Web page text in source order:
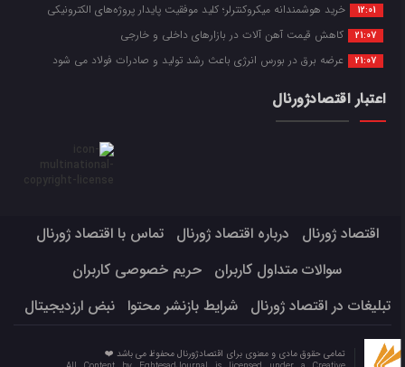
12:01 خرید هوشمندانه میکروکنترلر؛ کلید موفقیت پایدار پروژه‌های الکترونیکی
21:07 کاهش قیمت آهن آلات در بازارهای داخلی و خارجی
21:07 عرضه برق در بورس انرژی باعث رشد تولید و صادرات فولاد می شود
اعتبار اقتصادژورنال
اقتصاد ژورنال درباره اقتصاد ژورنال
تماس با اقتصاد ژورنال
سوالات متداول کاربران
حریم خصوصی کاربران
تبلیغات در اقتصاد ژورنال
شرایط بازنشر محتوا نبض ارزدیجیتال
تمامی حقوق مادی و معنوی برای اقتصادژورنال محفوظ می باشد ❤️